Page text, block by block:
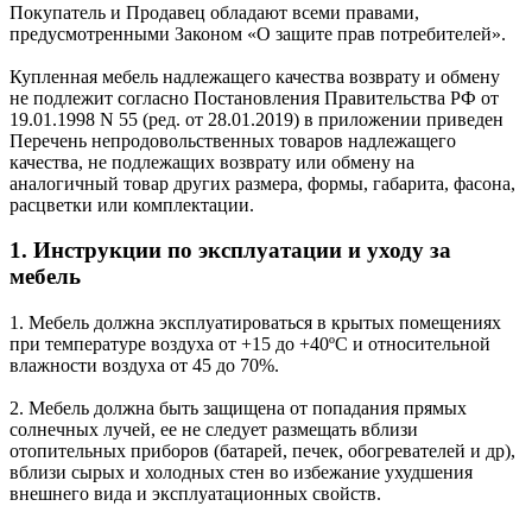
Покупатель и Продавец обладают всеми правами,
предусмотренными Законом «О защите прав потребителей».
Купленная мебель надлежащего качества возврату и обмену
не подлежит согласно Постановления Правительства РФ от
19.01.1998 N 55 (ред. от 28.01.2019) в приложении приведен
Перечень непродовольственных товаров надлежащего
качества, не подлежащих возврату или обмену на
аналогичный товар других размера, формы, габарита, фасона,
расцветки или комплектации.
1. Инструкции по эксплуатации и уходу за
мебель
1. Мебель должна эксплуатироваться в крытых помещениях
при температуре воздуха от +15 до +40ºС и относительной
влажности воздуха от 45 до 70%.
2. Мебель должна быть защищена от попадания прямых
солнечных лучей, ее не следует размещать вблизи
отопительных приборов (батарей, печек, обогревателей и др),
вблизи сырых и холодных стен во избежание ухудшения
внешнего вида и эксплуатационных свойств.